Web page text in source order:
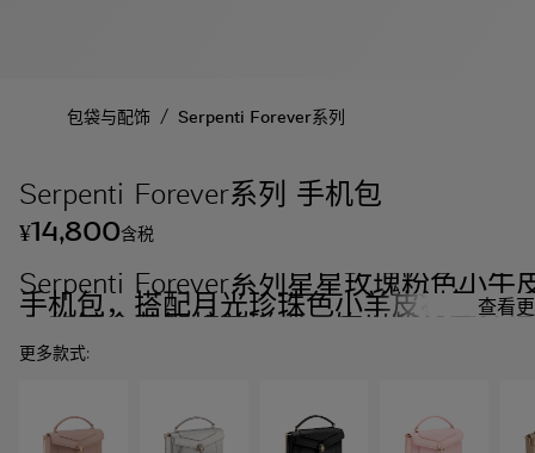
包袋与配饰 / Serpenti Forever系列
Serpenti Forever系列 手机包
¥14,800含税
Serpenti Forever系列星星玫瑰粉色小牛
手机包，搭配月光珍珠色小羊皮衬里。迷
人的镀金黄铜蛇首磁扣，饰以粉晶色珐琅
和镀金黄铜鳞片，点缀黑色缟玛瑙双眼。
查看
更多款式: